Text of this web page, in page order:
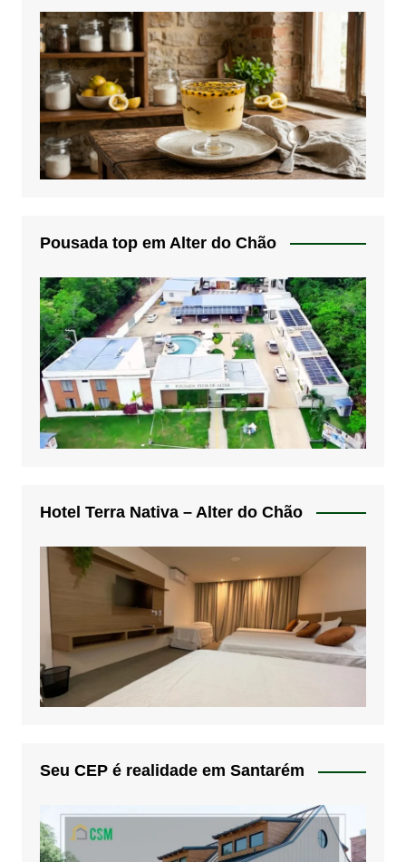
Pousada top em Alter do Chão
Hotel Terra Nativa – Alter do Chão
Seu CEP é realidade em Santarém